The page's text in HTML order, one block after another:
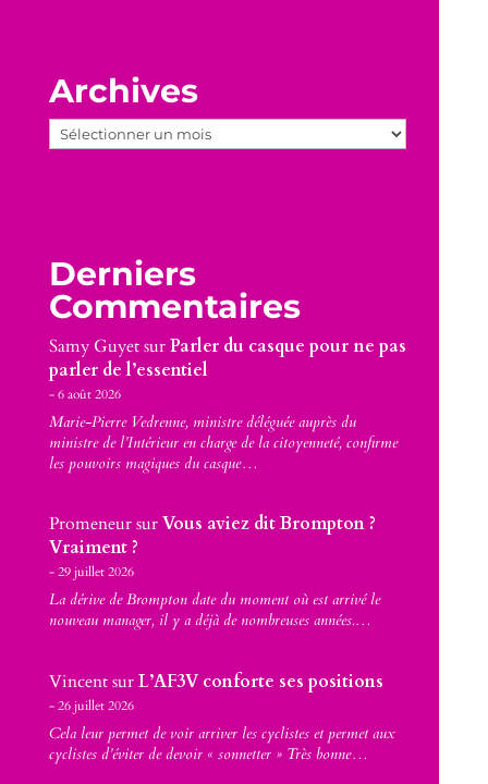
Archives
Archives
Derniers
Commentaires
Samy GuyetsurParler du casque pour ne pas
parler de l’essentiel
6 août 2026
Marie-Pierre Vedrenne, ministre déléguée auprès du
ministre de l’Intérieur en charge de la citoyenneté, confirme
les pouvoirs magiques du casque…
PromeneursurVous aviez dit Brompton ?
Vraiment ?
29 juillet 2026
La dérive de Brompton date du moment où est arrivé le
nouveau manager, il y a déjà de nombreuses années.…
VincentsurL’AF3V conforte ses positions
26 juillet 2026
Cela leur permet de voir arriver les cyclistes et permet aux
cyclistes d’éviter de devoir « sonnetter » Très bonne…